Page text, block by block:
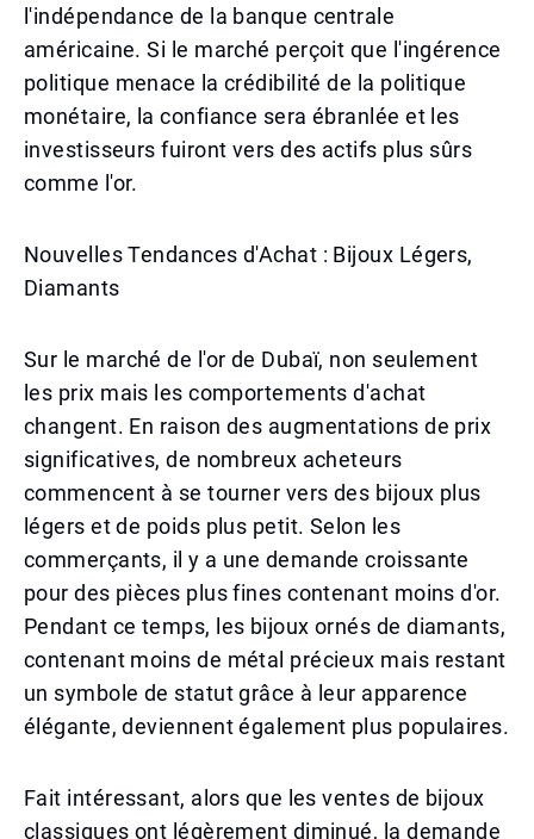
l'indépendance de la banque centrale
américaine. Si le marché perçoit que l'ingérence
politique menace la crédibilité de la politique
monétaire, la confiance sera ébranlée et les
investisseurs fuiront vers des actifs plus sûrs
comme l'or.
Nouvelles Tendances d'Achat : Bijoux Légers,
Diamants
Sur le marché de l'or de Dubaï, non seulement
les prix mais les comportements d'achat
changent. En raison des augmentations de prix
significatives, de nombreux acheteurs
commencent à se tourner vers des bijoux plus
légers et de poids plus petit. Selon les
commerçants, il y a une demande croissante
pour des pièces plus fines contenant moins d'or.
Pendant ce temps, les bijoux ornés de diamants,
contenant moins de métal précieux mais restant
un symbole de statut grâce à leur apparence
élégante, deviennent également plus populaires.
Fait intéressant, alors que les ventes de bijoux
classiques ont légèrement diminué, la demande